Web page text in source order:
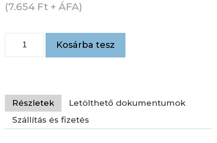
(7.654 Ft + ÁFA)
Kosárba tesz
Részletek
Letölthető dokumentumok
Szállítás és fizetés